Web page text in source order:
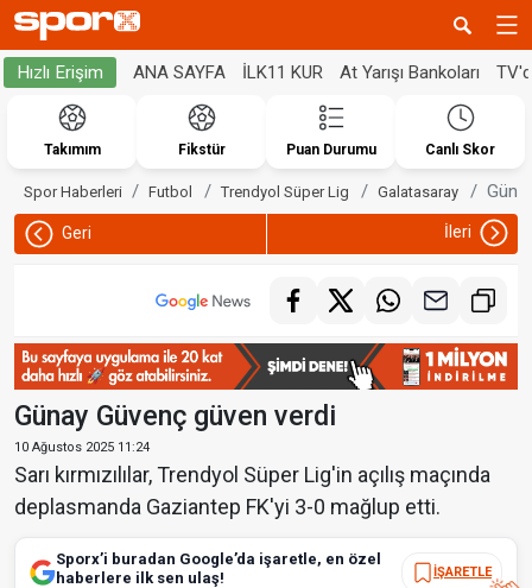
Hızlı Erişim ANA SAYFA İLK11 KUR At Yarışı Bankoları
Takımım Fikstür Puan Durumu Canlı Skor
Spor Haberleri Futbol Trendyol Süper Lig Galatasaray
Geri İleri
Günay Güvenç güven verdi
10 Ağustos 2025 11:24
Sarı kırmızılılar, Trendyol Süper Lig'in açılış maçında
deplasmanda Gaziantep FK'yi 3-0 mağlup etti.
Sporx’i buradan Google’da işaretle, en özel
haberlere ilk sen ulaş!
İŞARETLE